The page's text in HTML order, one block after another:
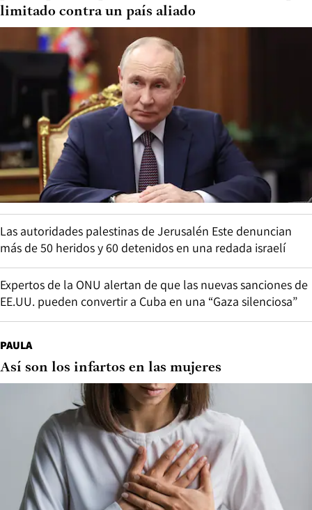
limitado contra un país aliado
Las autoridades palestinas de Jerusalén Este denuncian
más de 50 heridos y 60 detenidos en una redada israelí
Expertos de la ONU alertan de que las nuevas sanciones de
EE.UU. pueden convertir a Cuba en una “Gaza silenciosa”
PAULA
Así son los infartos en las mujeres